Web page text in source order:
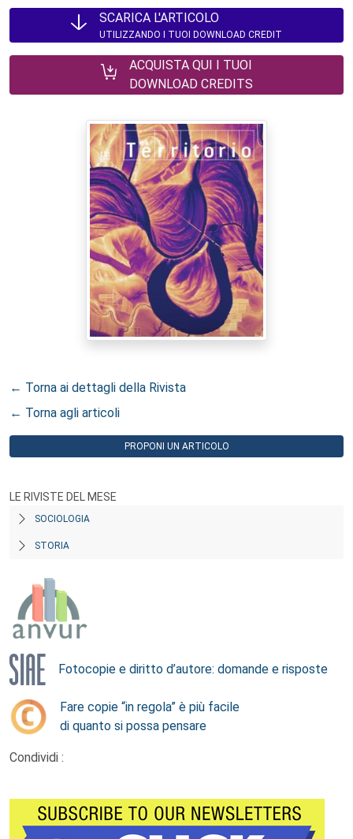
SCARICA L'ARTICOLO
UTILIZZANDO I TUOI DOWNLOAD CREDIT
ACQUISTA QUI I TUOI
DOWNLOAD CREDITS
← Torna ai dettagli della Rivista
← Torna agli articoli
PROPONI UN ARTICOLO
LE RIVISTE DEL MESE
SOCIOLOGIA
STORIA
Fotocopie e diritto d’autore: domande e risposte
Fare copie “in regola” è più facile
di quanto si possa pensare
Condividi :